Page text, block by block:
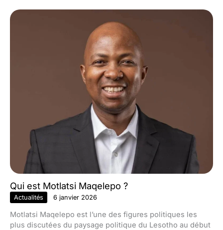
Qui est Motlatsi Maqelepo ?
Actualités 6 janvier 2026
Motlatsi Maqelepo est l’une des figures politiques les
plus discutées du paysage politique du Lesotho au début